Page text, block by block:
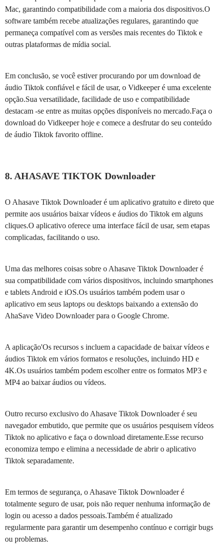
Mac, garantindo compatibilidade com a maioria dos dispositivos.O
software também recebe atualizações regulares, garantindo que
permaneça compatível com as versões mais recentes do Tiktok e
outras plataformas de mídia social.
Em conclusão, se você estiver procurando por um download de
áudio Tiktok confiável e fácil de usar, o Vidkeeper é uma excelente
opção.Sua versatilidade, facilidade de uso e compatibilidade
destacam -se entre as muitas opções disponíveis no mercado.Faça o
download do Vidkeeper hoje e comece a desfrutar do seu conteúdo
de áudio Tiktok favorito offline.
8. AHASAVE TIKTOK Downloader
O Ahasave Tiktok Downloader é um aplicativo gratuito e direto que
permite aos usuários baixar vídeos e áudios do Tiktok em alguns
cliques.O aplicativo oferece uma interface fácil de usar, sem etapas
complicadas, facilitando o uso.
Uma das melhores coisas sobre o Ahasave Tiktok Downloader é
sua compatibilidade com vários dispositivos, incluindo smartphones
e tablets Android e iOS.Os usuários também podem usar o
aplicativo em seus laptops ou desktops baixando a extensão do
AhaSave Video Downloader para o Google Chrome.
A aplicação'Os recursos s incluem a capacidade de baixar vídeos e
áudios Tiktok em vários formatos e resoluções, incluindo HD e
4K.Os usuários também podem escolher entre os formatos MP3 e
MP4 ao baixar áudios ou vídeos.
Outro recurso exclusivo do Ahasave Tiktok Downloader é seu
navegador embutido, que permite que os usuários pesquisem vídeos
Tiktok no aplicativo e faça o download diretamente.Esse recurso
economiza tempo e elimina a necessidade de abrir o aplicativo
Tiktok separadamente.
Em termos de segurança, o Ahasave Tiktok Downloader é
totalmente seguro de usar, pois não requer nenhuma informação de
login ou acesso a dados pessoais.Também é atualizado
regularmente para garantir um desempenho contínuo e corrigir bugs
ou problemas.